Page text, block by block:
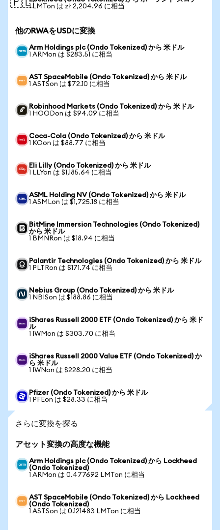
🇵🇱1 LMTon は zł 2,204.96 に相当
他のRWAをUSDに変換
Arm Holdings plc (Ondo Tokenized) から 米ドル
1 ARMon は $283.51 に相当
AST SpaceMobile (Ondo Tokenized) から 米ドル
1 ASTSon は $72.10 に相当
Robinhood Markets (Ondo Tokenized) から 米ドル
1 HOODon は $94.09 に相当
Coca-Cola (Ondo Tokenized) から 米ドル
1 KOon は $88.77 に相当
Eli Lilly (Ondo Tokenized) から 米ドル
1 LLYon は $1,185.64 に相当
ASML Holding NV (Ondo Tokenized) から 米ドル
1 ASMLon は $1,725.18 に相当
BitMine Immersion Technologies (Ondo Tokenized)
から 米ドル
1 BMNRon は $18.94 に相当
Palantir Technologies (Ondo Tokenized) から 米ドル
1 PLTRon は $171.74 に相当
Nebius Group (Ondo Tokenized) から 米ドル
1 NBISon は $188.86 に相当
iShares Russell 2000 ETF (Ondo Tokenized) から 米ド
ル
1 IWMon は $303.70 に相当
iShares Russell 2000 Value ETF (Ondo Tokenized) か
ら 米ドル
1 IWNon は $228.20 に相当
Pfizer (Ondo Tokenized) から 米ドル
1 PFEon は $28.33 に相当
さらに変換を探る
アセット変換の高度な機能
Arm Holdings plc (Ondo Tokenized) から Lockheed
(Ondo Tokenized)
1 ARMon は 0.477692 LMTon に相当
AST SpaceMobile (Ondo Tokenized) から Lockheed
(Ondo Tokenized)
1 ASTSon は 0.121483 LMTon に相当